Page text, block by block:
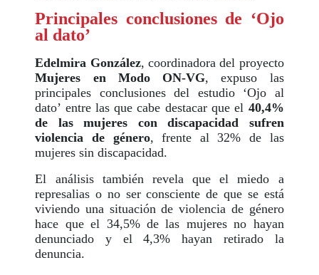
Principales conclusiones de ‘Ojo
al dato’
Edelmira González, coordinadora del proyecto
Mujeres en Modo ON-VG, expuso las
principales conclusiones del estudio ‘Ojo al
dato’ entre las que cabe destacar que el 40,4%
de las mujeres con discapacidad sufren
violencia de género, frente al 32% de las
mujeres sin discapacidad.
El análisis también revela que el miedo a
represalias o no ser consciente de que se está
viviendo una situación de violencia de género
hace que el 34,5% de las mujeres no hayan
denunciado y el 4,3% hayan retirado la
denuncia.